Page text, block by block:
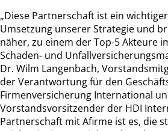
„Diese Partnerschaft ist ein
Umsetzung unserer Strategie und
näher, zu einem der Top-5 Akteure
Schaden- und
Dr. Wilm Langenbach,
der Verantwortung für den
Firmenversicherung International
Vorstandsvorsitzender der HDI
Partnerschaft mit Afirme ist es, die